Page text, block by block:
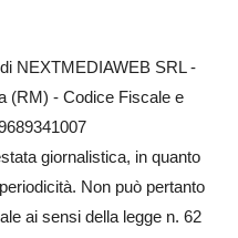
NEXTMEDIAWEB SRL -
(RM) - Codice Fiscale e
giornalistica, in quanto
Non può pertanto
ai sensi della legge n. 62